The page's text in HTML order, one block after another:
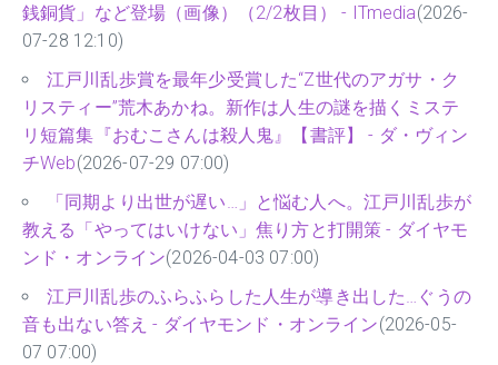
銭銅貨」など登場（画像）（2/2枚目） - ITmedia(2026-
07-28 12:10)
江戸川乱歩賞を最年少受賞した“Z世代のアガサ・ク
リスティー”荒木あかね。新作は人生の謎を描くミステ
リ短篇集『おむこさんは殺人鬼』【書評】 - ダ・ヴィン
チWeb(2026-07-29 07:00)
「同期より出世が遅い…」と悩む人へ。江戸川乱歩が
教える「やってはいけない」焦り方と打開策 - ダイヤモ
ンド・オンライン(2026-04-03 07:00)
江戸川乱歩のふらふらした人生が導き出した…ぐうの
音も出ない答え - ダイヤモンド・オンライン(2026-05-
07 07:00)